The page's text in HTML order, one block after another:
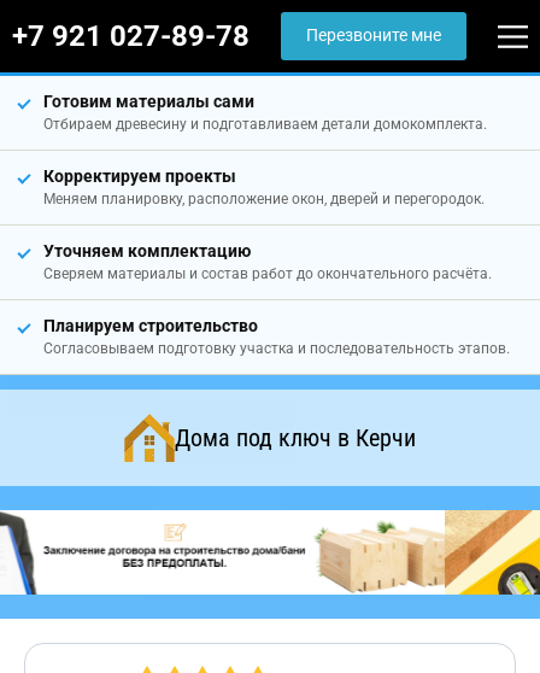
+7 921 027-89-78 Перезвоните мне
Готовим материалы сами
Отбираем древесину и подготавливаем детали домокомплекта.
Корректируем проекты
Меняем планировку, расположение окон, дверей и перегородок.
Уточняем комплектацию
Сверяем материалы и состав работ до окончательного расчёта.
Планируем строительство
Согласовываем подготовку участка и последовательность этапов.
Дома под ключ в Керчи